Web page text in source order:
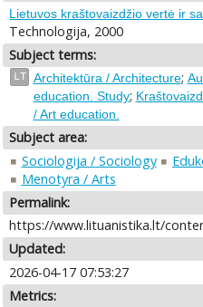
Lietuvos kraštovaizdžio vertė ir
Technologija, 2000
Subject terms:
LT Architektūra / Architecture;
education. Study;
/ Art education.
Subject area:
Sociologija / Sociology
Menotyra / Arts
Permalink:
https://www.lituanistika.lt/
Updated:
2026-04-17 07:53:27
Metrics: